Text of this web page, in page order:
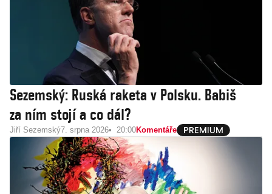
Sezemský: Ruská raketa v Polsku. Babiš
za ním stojí a co dál?
Jiří Sezemský7. srpna 2026 20:00Komentáře